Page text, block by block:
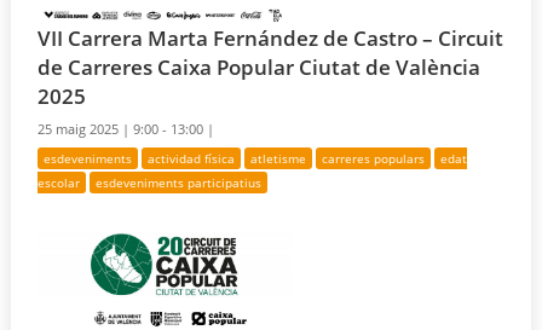
VII Carrera Marta Fernández de Castro – Circuit
de Carreres Caixa Popular Ciutat de València
2025
25 maig 2025 |9:00 - 13:00 |
esdeveniments actividad física atletisme carreres populars
edat
escolar
esdeveniments participatius